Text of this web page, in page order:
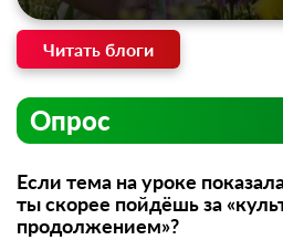
Читать блоги
Опрос
Если тема на уроке
ты скорее пойдёшь за
продолжением»?